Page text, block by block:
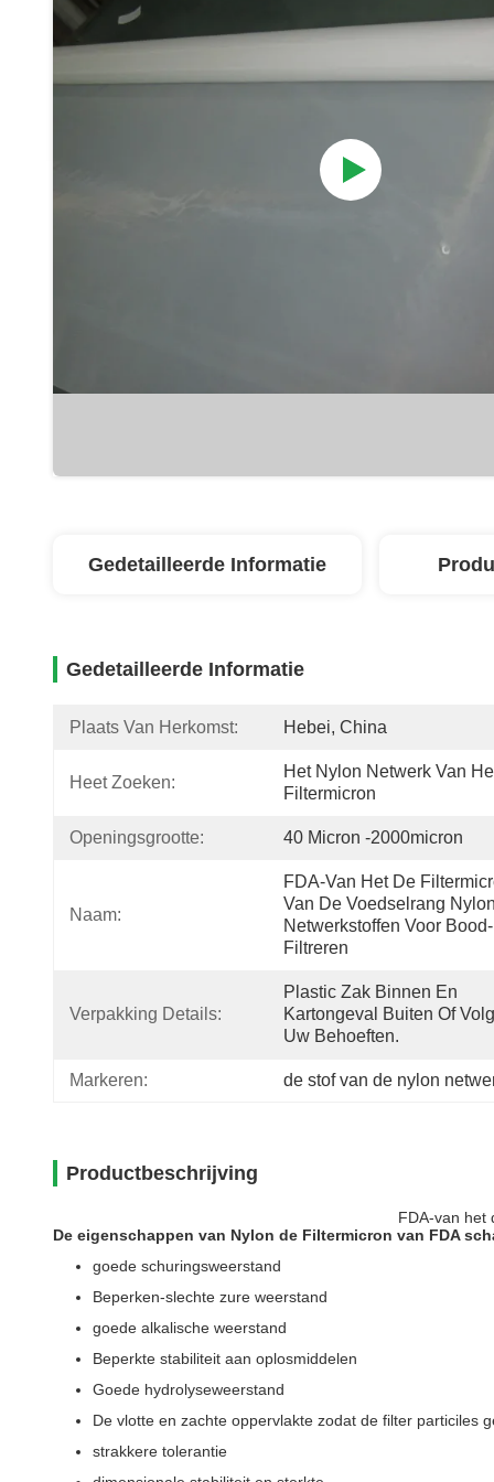
Gedetailleerde Informatie
Gedetailleerde Informatie
Plaats Van Herkomst: Hebei, China
Heet Zoeken:
Het Nylon Netwerk Van
Filtermicron
Openingsgrootte: 40 Micron -2000micron
Naam:
FDA-Van Het De
Van De Voedselrang
Netwerkstoffen Voor
Filtreren
Verpakking Details:
Plastic Zak Binnen En
Kartongeval Buiten Of
Uw Behoeften.
Markeren: de stof van de nylon
Productbeschrijving
FDA-van het
De eigenschappen van Nylon de Filtermicron van FDA
goede schuringsweerstand
Beperken-slechte zure weerstand
goede alkalische weerstand
Beperkte stabiliteit aan oplosmiddelen
Goede hydrolyseweerstand
De vlotte en zachte oppervlakte zodat de filter particiles
strakkere tolerantie